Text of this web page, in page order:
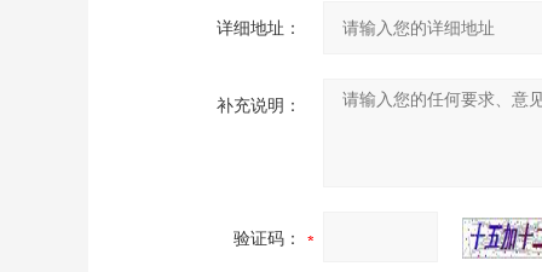
详细地址：
补充说明：
验证码：